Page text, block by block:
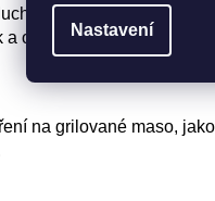
Nastavení
universální směs na
a omáček.
na grilované maso,